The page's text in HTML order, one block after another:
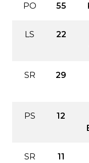
PO 55
LS 22
SR 29
PS 12
SR 11